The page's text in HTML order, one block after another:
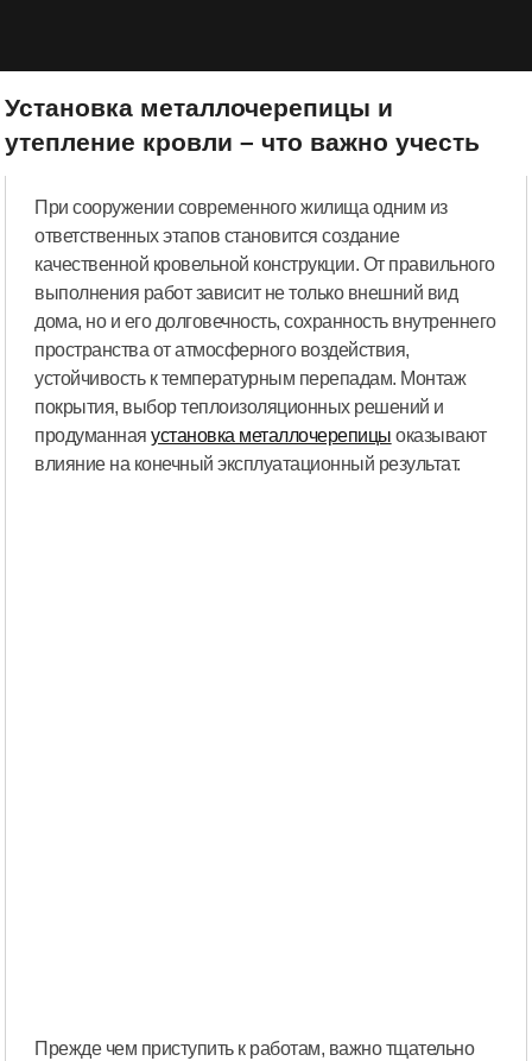
Установка металлочерепицы и
утепление кровли – что важно учесть
При сооружении современного жилища одним из
ответственных этапов становится создание
качественной кровельной конструкции. От правильного
выполнения работ зависит не только внешний вид
дома, но и его долговечность, сохранность внутреннего
пространства от атмосферного воздействия,
устойчивость к температурным перепадам. Монтаж
покрытия, выбор теплоизоляционных решений и
продуманнаяустановка металлочерепицы оказывают
влияние на конечный эксплуатационный результат.
Прежде чем приступить к работам, важно тщательно